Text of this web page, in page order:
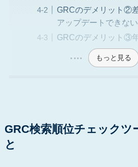
GRCのデメリット②
アップデートできない
GRCのデメリット③
もっと見る
GRC検索順位チェックツ
と